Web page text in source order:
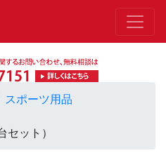
スポーツ用品
ット）